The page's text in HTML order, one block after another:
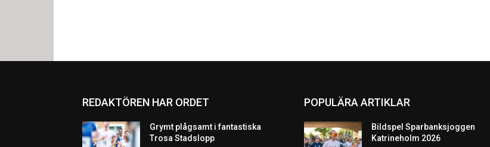
REDAKTÖREN HAR ORDET
Grymt plågsamt i fantastiska
Trosa Stadslopp
POPULÄRA ARTIKLAR
Bildspel Sparbanksjoggen
Katrineholm 2026